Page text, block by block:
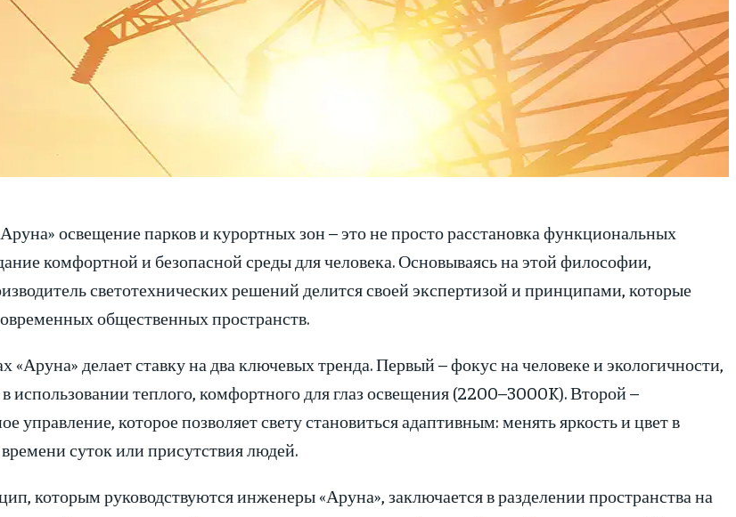
освещение парков и курортных зон – это не просто расстановка функциональных
комфортной и безопасной среды для человека. Основываясь на этой философии,
светотехнических решений делится своей экспертизой и принципами, которые
общественных пространств.
«Аруна» делает ставку на два ключевых тренда. Первый – фокус на человеке и экологичности,
использовании теплого, комфортного для глаз освещения (2200–3000K). Второй –
управление, которое позволяет свету становиться адаптивным: менять яркость и цвет в
суток или присутствия людей.
которым руководствуются инженеры «Аруна», заключается в разделении пространства на